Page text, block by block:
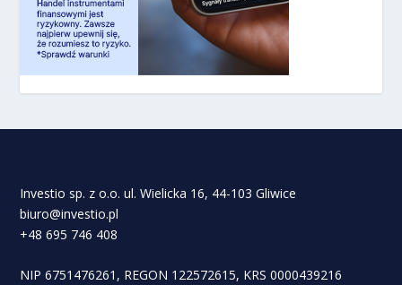
Investio sp. z o.o. ul. Wielicka 16, 44-103 Gliwice
biuro@investio.pl
+48 695 746 408
NIP 6751476261, REGON 122572615, KRS 0000439216